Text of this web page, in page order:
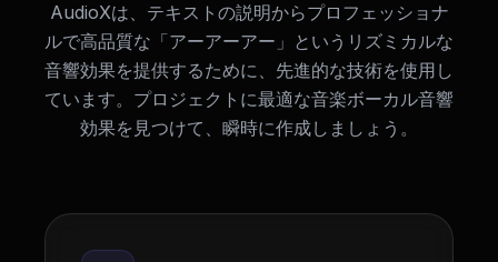
AudioXは、テキストの説明からプロフェッショナ
ルで高品質な「アーアーアー」というリズミカルな
音響効果を提供するために、先進的な技術を使用し
ています。プロジェクトに最適な音楽ボーカル音響
効果を見つけて、瞬時に作成しましょう。